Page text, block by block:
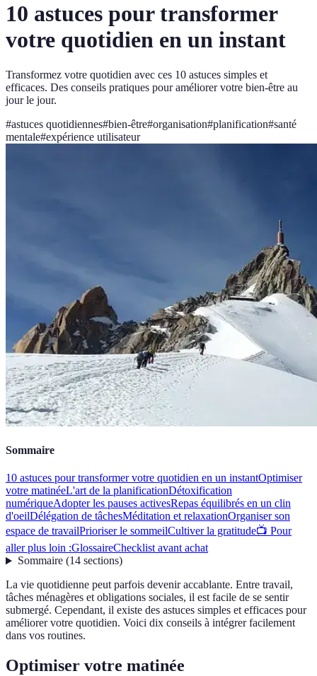
10 astuces pour transformer
votre quotidien en un instant
Transformez votre quotidien avec ces 10 astuces simples et
efficaces. Des conseils pratiques pour améliorer votre bien-être au
jour le jour.
#astuces quotidiennes#bien-être#organisation#planification#santé
mentale#expérience utilisateur
Sommaire
10 astuces pour transformer votre quotidien en un instantOptimiser
votre matinéeL'art de la planificationDétoxification
numériqueAdopter les pauses activesRepas équilibrés en un clin
d'oeilDélégation de tâchesMéditation et relaxationOrganiser son
espace de travailPrioriser le sommeilCultiver la gratitude📺 Pour
aller plus loin :GlossaireChecklist avant achat
Sommaire(14 sections)
La vie quotidienne peut parfois devenir accablante. Entre travail,
tâches ménagères et obligations sociales, il est facile de se sentir
submergé. Cependant, il existe des astuces simples et efficaces pour
améliorer votre quotidien. Voici dix conseils à intégrer facilement
dans vos routines.
Optimiser votre matinée